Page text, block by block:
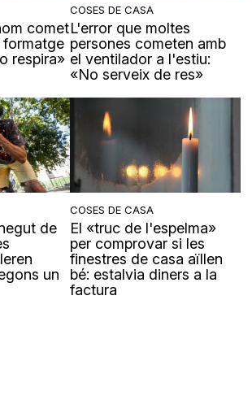
comet
formatge
respira»
COSES DE CASA
L'error que moltes
persones cometen amb
el ventilador a l'estiu:
«No serveix de res»
de
un
COSES DE CASA
El «truc de l'espelma»
per comprovar si les
finestres de casa aïllen
bé: estalvia diners a la
factura